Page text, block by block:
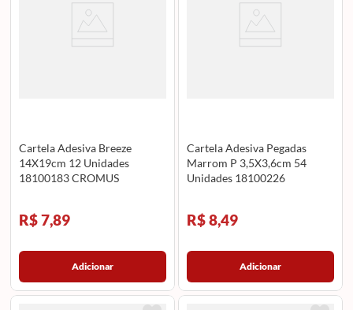
Cartela Adesiva Breeze
14X19cm 12 Unidades
18100183 CROMUS
R$ 7,89
Adicionar
Cartela Adesiva Pegadas
Marrom P 3,5X3,6cm 54
Unidades 18100226
R$ 8,49
Adicionar